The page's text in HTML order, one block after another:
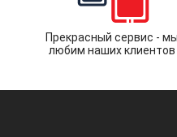
Прекрасный сервис - мы
любим наших клиентов